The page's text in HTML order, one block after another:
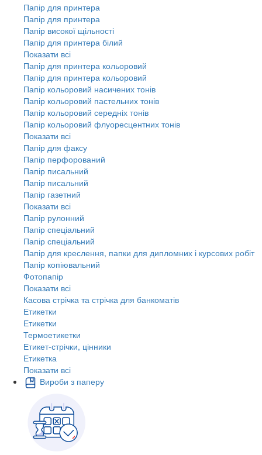
Папір для принтера
Папір для принтера
Папір високої щільності
Папір для принтера білий
Показати всі
Папір для принтера кольоровий
Папір для принтера кольоровий
Папір кольоровий насичених тонів
Папір кольоровий пастельних тонів
Папір кольоровий середніх тонів
Папір кольоровий флуоресцентних тонів
Показати всі
Папір для факсу
Папір перфорований
Папір писальний
Папір писальний
Папір газетний
Показати всі
Папір рулонний
Папір спеціальний
Папір спеціальний
Папір для креслення, папки для дипломних і курсових робіт
Папір копіювальний
Фотопапір
Показати всі
Касова стрічка та стрічка для банкоматів
Етикетки
Етикетки
Термоетикетки
Етикет-стрічки, цінники
Етикетка
Показати всі
Вироби з паперу